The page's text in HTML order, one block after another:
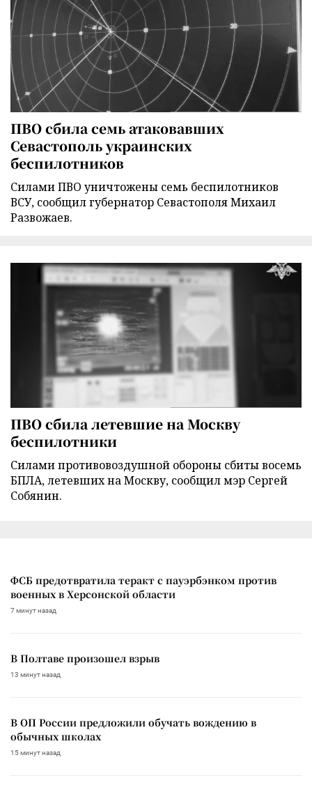
ПВО сбила семь атаковавших
Севастополь украинских
беспилотников
Силами ПВО уничтожены семь беспилотников
ВСУ, сообщил губернатор Севастополя Михаил
Развожаев.
ПВО сбила летевшие на Москву
беспилотники
Силами противовоздушной обороны сбиты восемь
БПЛА, летевших на Москву, сообщил мэр Сергей
Собянин.
ФСБ предотвратила теракт с пауэрбэнком против
военных в Херсонской области
7 минут назад
В Полтаве произошел взрыв
13 минут назад
В ОП России предложили обучать вождению в
обычных школах
15 минут назад